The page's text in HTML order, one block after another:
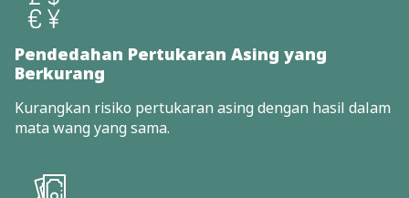
Pendedahan Pertukaran Asing yang
Berkurang
Kurangkan risiko pertukaran asing dengan hasil dalam
mata wang yang sama.